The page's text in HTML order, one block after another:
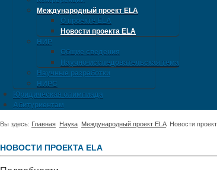
Международный проект ELA
О проекте ELA
Новости проекта ELA
НИР
Общие сведения
Научно-исследовательская тема
Научные разработки
НИРС
Юридическая олимпиада
Абитуриентам
Вы здесь: Главная Наука Международный проект ELA Новости
НОВОСТИ ПРОЕКТА ELA